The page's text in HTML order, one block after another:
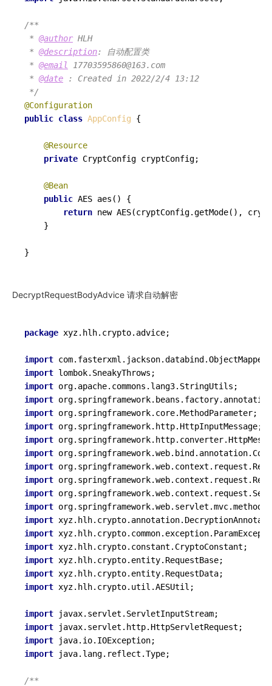
/**
* @author HLH
* @description: 自动配置类
* @email 17703595860@163.com
* @date : Created in 2022/2/4 13:12
*/
@Configuration
public class AppConfig {
@Resource
private CryptConfig cryptConfig;
@Bean
public AES aes() {
return new AES(cryptConfig.getMode(),
    }
DecryptRequestBodyAdvice 请求自动解密
package xyz.hlh.crypto.advice;
import
import
import
import
import
import
import
import
import
import
import
import
import
import
import
import
import
import xyz.hlh.crypto.util.AESUtil;
import
import
import
import java.lang.reflect.Type;
/**